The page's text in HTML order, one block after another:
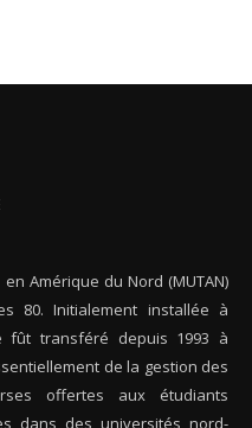
Amérique du Nord (MUTAN)
80. Initialement installée à
fût transféré depuis 1993 à
de la gestion des
offertes aux étudiants
dans des universités nord-